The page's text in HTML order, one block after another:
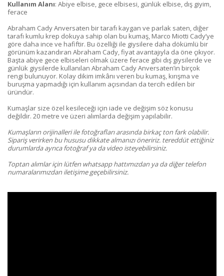
Kullanım Alanı: Abiye elbise, gece elbisesi, günlük elbise, dış giyim,
ferace
Abraham Cady Anversaten bir tarafı kaygan ve parlak saten, diğer
tarafı kumlu krep dokuya sahip olan bu kumaş, Marco Miotti Cady’ye
göre daha ince ve hafiftir. Bu özelliği ile giysilere daha dökümlü bir
görünüm kazandıran Abraham Cady, fiyat avantajıyla da öne çıkıyor.
Başta abiye gece elbiseleri olmak üzere ferace gibi dış giysilerde ve
günlük giysilerde kullanılan Abraham Cady Anversaten’in birçok
rengi bulunuyor. Kolay dikim imkânı veren bu kumaş, kırışma ve
buruşma yapmadığı için kullanım açısından da tercih edilen bir
üründür.
Kumaşlar size özel kesileceği için iade ve değişim söz konusu
değildir. 20 metre ve üzeri alımlarda değişim yapılabilir.
Kumaşların orijinalleri ile fotoğrafları arasında birkaç ton fark olabilir.
Sipariş verirken bu hususu dikkate almanızı öneririz. tereddüt ettiğiniz
durumlarda ayrıca fotoğraf ya da video isteyebilirsiniz.
Toptan alımlar için lütfen whatsapp hattımızdan ya da diğer telefon
numaralarımızdan iletişime geçebilirsiniz.